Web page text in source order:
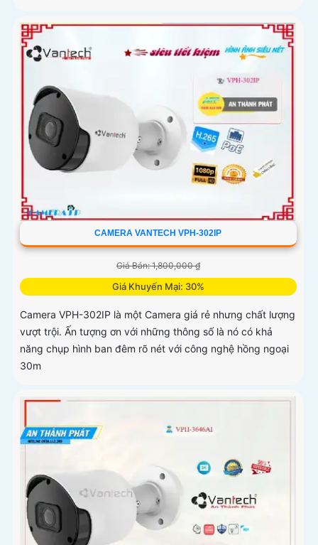
CAMERA VANTECH VPH-302IP
Giá Bán: 1,800,000 ₫
Giá Khuyến Mại: 30%
Camera VPH-302IP là một Camera giá rẻ nhưng chất lượng
vượt trội. Ấn tượng ơn với những thông số là nó có khả
năng chụp hình ban đêm rõ nét với công nghệ hồng ngoại
30m